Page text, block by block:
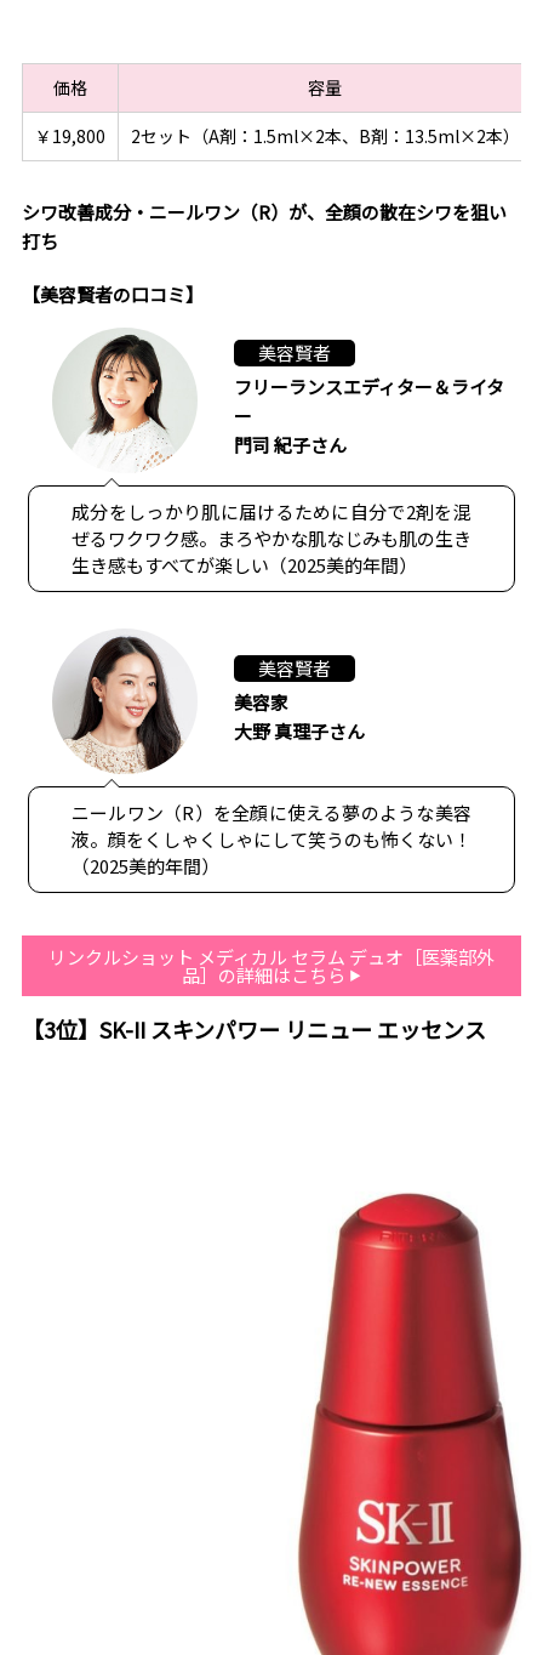
価格
容量
￥19,800
2セット（A剤：1.5ml×2本、B剤：13.5ml×2本）
シワ改善成分・ニールワン（R）が、全顔の散在シワを狙い
打ち
【美容賢者の口コミ】
美容賢者
フリーランスエディター＆ライタ
ー
門司 紀子さん
成分をしっかり肌に届けるために自分で2剤を混
ぜるワクワク感。まろやかな肌なじみも肌の生き
生き感もすべてが楽しい（2025美的年間）
美容賢者
美容家
大野 真理子さん
ニールワン（R）を全顔に使える夢のような美容
液。顔をくしゃくしゃにして笑うのも怖くない！
（2025美的年間）
リンクルショット メディカル セラム デュオ［医薬部外
品］の詳細はこちら
【3位】SK-II スキンパワー リニュー エッセンス